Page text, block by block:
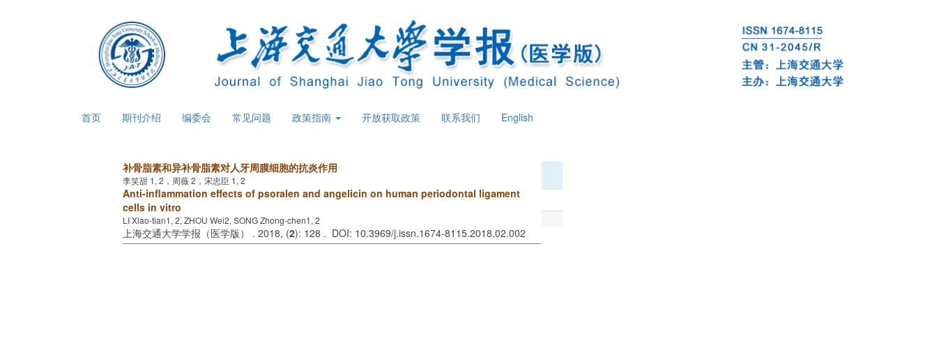
首页 期刊介绍 编委会 常见问题 政策指南 开放获取政策 联系我们 English
补骨脂素和异补骨脂素对人牙周膜细胞的抗炎作用
李笑甜 1, 2，周薇 2，宋忠臣 1, 2
Anti-inflammation effects of psoralen and angelicin on human periodontal ligament
cells in vitro
LI Xiao-tian1, 2, ZHOU Wei2, SONG Zhong-chen1, 2
上海交通大学学报（医学版） . 2018, (2): 128 . DOI: 10.3969/j.issn.1674-8115.2018.02.002